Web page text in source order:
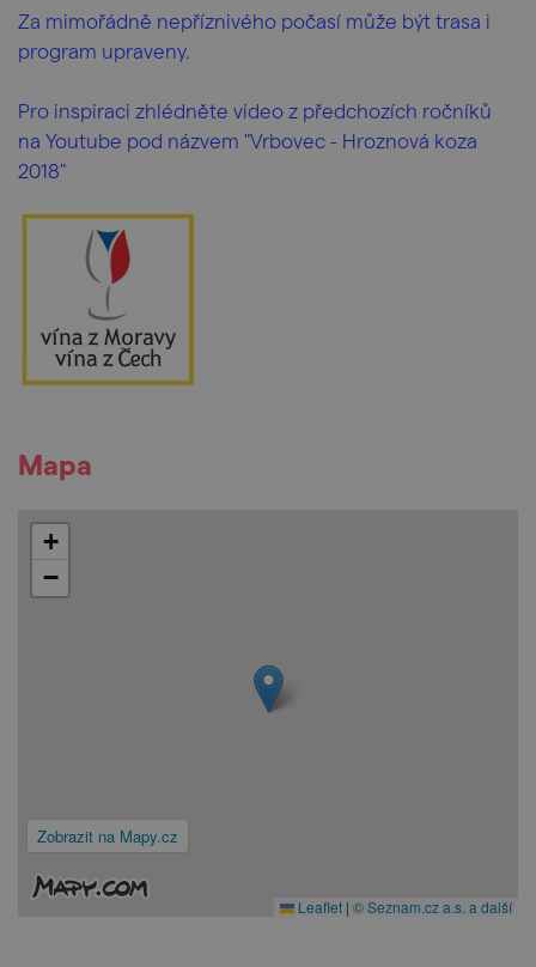
Za mimořádně nepříznivého počasí může být trasa i
program upraveny.
Pro inspiraci zhlédněte video z předchozích ročníků
na Youtube pod názvem "Vrbovec - Hroznová koza
2018"
Mapa
Zobrazit na Mapy.cz
+
−
Leaflet | © Seznam.cz a.s. a další